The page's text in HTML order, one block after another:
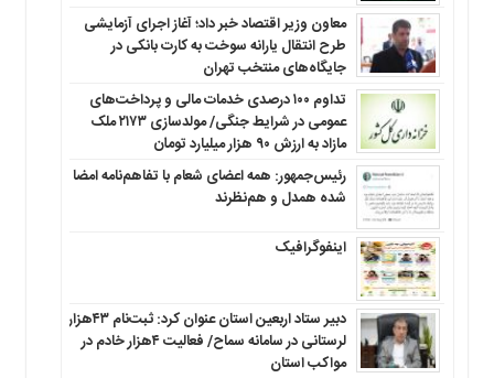
معاون وزیر اقتصاد خبر داد؛ آغاز اجرای آزمایشی
طرح انتقال یارانه سوخت به کارت بانکی در
جایگاه‌های منتخب تهران
تداوم ۱۰۰ درصدی خدمات مالی و پرداخت‌های
عمومی در شرایط جنگی/ مولدسازی ۲۱۷۳ ملک
مازاد به ارزش ۹۰ هزار میلیارد تومان
رئیس‌جمهور: همه اعضای شعام با تفاهم‌نامه امضا
شده همدل و هم‌نظرند
اینفوگرافیک
دبیر ستاد اربعین استان عنوان کرد: ثبت‌نام ۴۳هزار
لرستانی در سامانه سماح/ فعالیت ۴هزار خادم در
مواکب استان